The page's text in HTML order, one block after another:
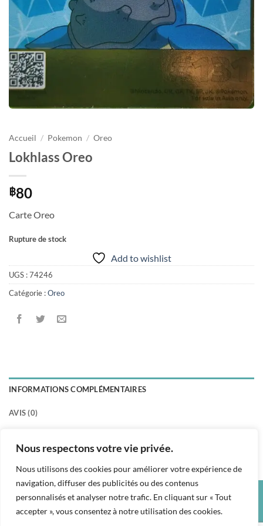
Nous respectons votre vie privée.
Nous utilisons des cookies pour améliorer votre expérience de
navigation, diffuser des publicités ou des contenus
personnalisés et analyser notre trafic. En cliquant sur « Tout
accepter », vous consentez à notre utilisation des cookies.
Accueil / Pokemon / Oreo
Lokhlass Oreo
฿80
Carte Oreo
Rupture de stock
Add to wishlist
UGS :74246
Catégorie :Oreo
INFORMATIONS COMPLÉMENTAIRES
AVIS (0)
POIDS 0.015 kg
Credit
Card
Visa PayPal